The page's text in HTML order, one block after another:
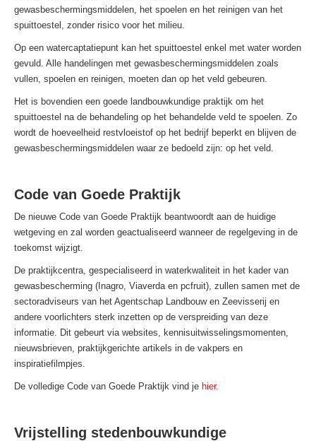
gewasbeschermingsmiddelen, het spoelen en het reinigen van het
spuittoestel, zonder risico voor het milieu.
Op een watercaptatiepunt kan het spuittoestel enkel met water worden
gevuld. Alle handelingen met gewasbeschermingsmiddelen zoals
vullen, spoelen en reinigen, moeten dan op het veld gebeuren.
Het is bovendien een goede landbouwkundige praktijk om het
spuittoestel na de behandeling op het behandelde veld te spoelen. Zo
wordt de hoeveelheid restvloeistof op het bedrijf beperkt en blijven de
gewasbeschermingsmiddelen waar ze bedoeld zijn: op het veld.
Code van Goede Praktijk
De nieuwe Code van Goede Praktijk beantwoordt aan de huidige
wetgeving en zal worden geactualiseerd wanneer de regelgeving in de
toekomst wijzigt.
De praktijkcentra, gespecialiseerd in waterkwaliteit in het kader van
gewasbescherming (Inagro, Viaverda en pcfruit), zullen samen met de
sectoradviseurs van het Agentschap Landbouw en Zeevisserij en
andere voorlichters sterk inzetten op de verspreiding van deze
informatie. Dit gebeurt via websites, kennisuitwisselingsmomenten,
nieuwsbrieven, praktijkgerichte artikels in de vakpers en
inspiratiefilmpjes.
De volledige Code van Goede Praktijk vind je hier.
Vrijstelling stedenbouwkundige